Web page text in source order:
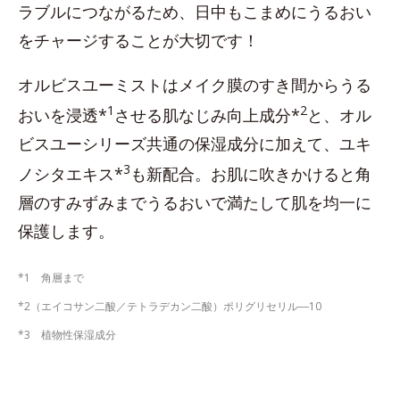
ラブルにつながるため、日中もこまめにうるおい
をチャージすることが大切です！
オルビスユーミストはメイク膜のすき間からうる
おいを浸透*1 させる肌なじみ向上成分*2と、オル
ビスユーシリーズ共通の保湿成分に加えて、ユキ
ノシタエキス*3 も新配合。お肌に吹きかけると角
層のすみずみまでうるおいで満たして肌を均一に
保護します。
*1 角層まで
*2（エイコサン二酸／テトラデカン二酸）ポリグリセリル―10
*3 植物性保湿成分